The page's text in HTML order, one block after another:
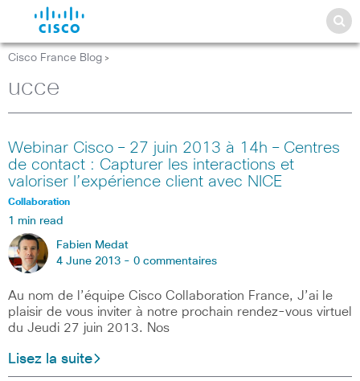
Cisco France Blog >
ucce
Webinar Cisco – 27 juin 2013 à 14h – Centres
de contact : Capturer les interactions et
valoriser l’expérience client avec NICE
Collaboration
1 min read
Fabien Medat
4 June 2013 - 0 commentaires
Au nom de l’équipe Cisco Collaboration France, J’ai le
plaisir de vous inviter à notre prochain rendez-vous virtuel
du Jeudi 27 juin 2013. Nos
Lisez la suite